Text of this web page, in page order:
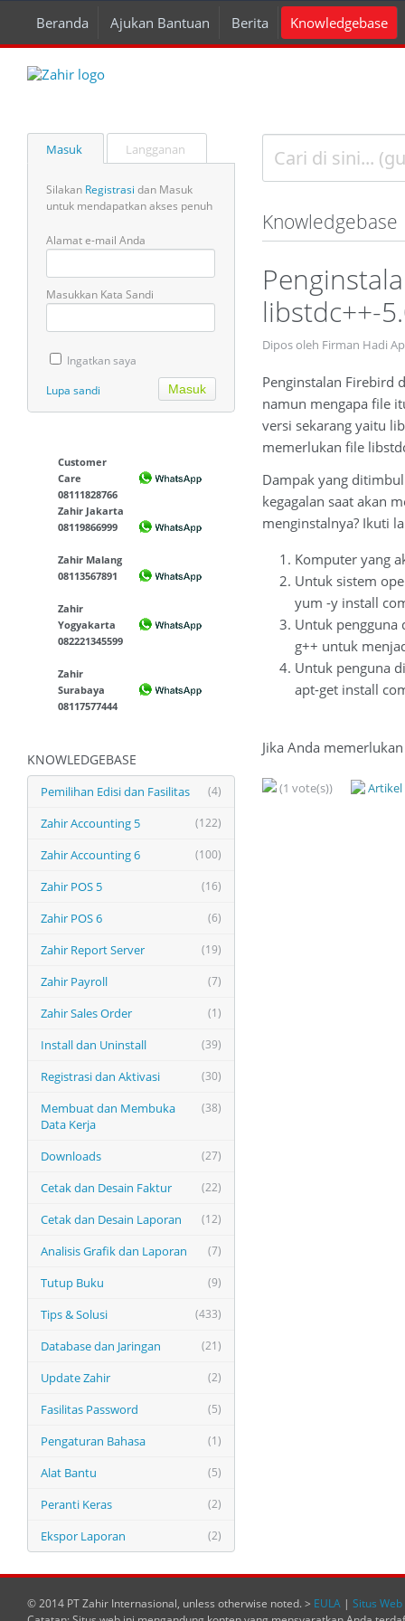
Beranda Ajukan Bantuan Berita Knowledgebase
Masuk Langganan
Silakan Registrasi dan Masuk
untuk mendapatkan akses penuh
Alamat e-mail Anda
Masukkan Kata Sandi
Ingatkan saya
Lupa sandi
Customer
Care
08111828766
Zahir Jakarta
08119866999
Zahir Malang
08113567891
Zahir
Yogyakarta
082221345599
Zahir
Surabaya
08117577444
KNOWLEDGEBASE
(4)
Pemilihan Edisi dan Fasilitas
(122)
Zahir Accounting 5
(100)
Zahir Accounting 6
(16)
Zahir POS 5
(6)
Zahir POS 6
(19)
Zahir Report Server
(7)
Zahir Payroll
(1)
Zahir Sales Order
(39)
Install dan Uninstall
(30)
Registrasi dan Aktivasi
(38)
Membuat dan Membuka
Data Kerja
(27)
Downloads
(22)
Cetak dan Desain Faktur
(12)
Cetak dan Desain Laporan
(7)
Analisis Grafik dan Laporan
(9)
Tutup Buku
(433)
Tips & Solusi
(21)
Database dan Jaringan
(2)
Update Zahir
(5)
Fasilitas Password
(1)
Pengaturan Bahasa
(5)
Alat Bantu
(2)
Peranti Keras
(2)
Ekspor Laporan
Knowledgebase
libstdc++-
Dipos oleh Firman Hadi
Penginstalan Firebird
namun mengapa file
versi sekarang yaitu
memerlukan file
Dampak yang
kegagalan saat akan
menginstalnya? Ikuti
Komputer yang
Untuk sistem
yum -y install
Untuk pengguna
g++ untuk
Untuk penguna
apt-get install
Jika Anda
(1 vote(s))
© 2014 PT Zahir Internasional, unless otherwise noted. > EULA | Situs